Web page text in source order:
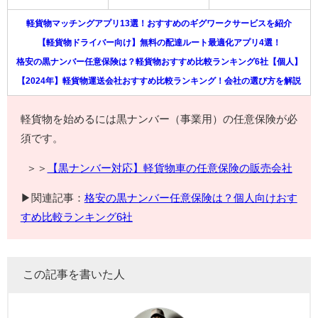
軽貨物マッチングアプリ13選！おすすめのギグワークサービスを紹介
【軽貨物ドライバー向け】無料の配達ルート最適化アプリ4選！
格安の黒ナンバー任意保険は？軽貨物おすすめ比較ランキング6社【個人】
【2024年】軽貨物運送会社おすすめ比較ランキング！会社の選び方を解説
軽貨物を始めるには黒ナンバー（事業用）の任意保険が必
須です。
＞＞ 【黒ナンバー対応】軽貨物車の任意保険の販売会社
▶関連記事： 格安の黒ナンバー任意保険は？個人向けおす
すめ比較ランキング6社
この記事を書いた人